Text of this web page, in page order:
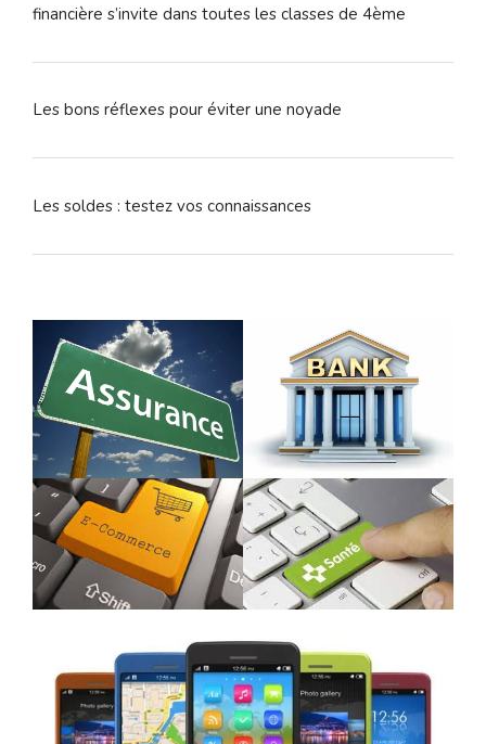
financière s’invite dans toutes les classes de 4ème
Les bons réflexes pour éviter une noyade
Les soldes : testez vos connaissances